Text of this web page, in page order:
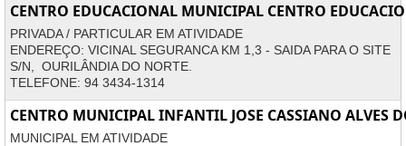
CENTRO EDUCACIONAL MUNICIPAL CENTRO
PRIVADA / PARTICULAR EM ATIVIDADE
ENDEREÇO: VICINAL SEGURANCA KM 1,3 - SAIDA PARA O SITE
S/N, OURILÂNDIA DO NORTE.
TELEFONE: 94 3434-1314
CENTRO MUNICIPAL INFANTIL JOSE CASSIANO ALVES
MUNICIPAL EM ATIVIDADE